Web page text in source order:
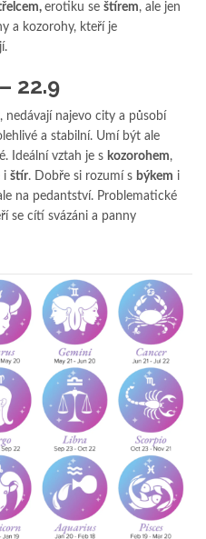
erotiku se štírem, ale jen
a kozorohy, kteří je
22.9
nedávají najevo city a působí
a stabilní. Umí být ale
Ideální vztah je s kozorohem,
i štír. Dobře si rozumí s býkem i
na pedantství. Problematické
se cítí svázáni a panny